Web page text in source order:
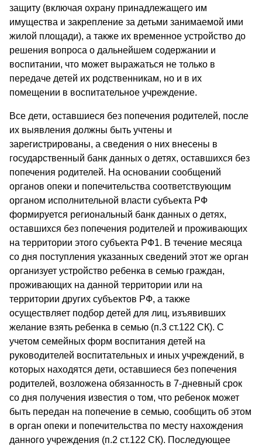
защиту (включая охрану принадлежащего им
имущества и закрепление за детьми занимаемой ими
жилой площади), а также их временное устройство до
решения вопроса о дальнейшем содержании и
воспитании, что может выражаться не только в
передаче детей их родственникам, но и в их
помещении в воспитательное учреждение.
Все дети, оставшиеся без попечения родителей, после
их выявления должны быть учтены и
зарегистрированы, а сведения о них внесены в
государственный банк данных о детях, оставшихся без
попечения родителей. На основании сообщений
органов опеки и попечительства соответствующим
органом исполнительной власти субъекта РФ
формируется региональный банк данных о детях,
оставшихся без попечения родителей и проживающих
на территории этого субъекта РФ1. В течение месяца
со дня поступления указанных сведений этот же орган
организует устройство ребенка в семью граждан,
проживающих на данной территории или на
территории других субъектов РФ, а также
осуществляет подбор детей для лиц, изъявивших
желание взять ребенка в семью (п.3 ст.122 СК). С
учетом семейных форм воспитания детей на
руководителей воспитательных и иных учреждений, в
которых находятся дети, оставшиеся без попечения
родителей, возложена обязанность в 7-дневный срок
со дня получения известия о том, что ребенок может
быть передан на попечение в семью, сообщить об этом
в орган опеки и попечительства по месту нахождения
данного учреждения (п.2 ст.122 СК). Последующее